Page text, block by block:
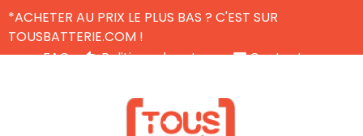
*ACHETER AU PRIX LE PLUS BAS ? C'EST SUR
TOUSBATTERIE.COM !
FAQ
Politique de retour
Contactez-nous